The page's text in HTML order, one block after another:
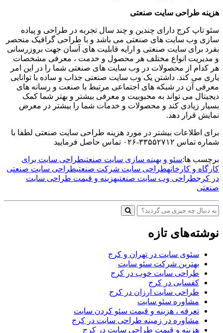
هزینه طراحی سایت صنعتی
سئو تاپ کرج دارای چندین و چند سال تجربه در طراحی و پیاده
سازی وب سایت های صنعتی می باشد و با طراحی گرافیک منحصر
بفرد برای سایت صنعتی و ارایه قابلیت های آسان جهت بروزرسانی
و مدیریت انواع مختلف هر محصول و خدمت ، معرفی مشخصات
هر کدام از محصولات در وب سایت های صنعتی شما را در این امر
یاری می کند. داشتن یک وب سایت صنعتی جذاب و ساده با توانایی
معرفی آن در شبکه های اجتماعی مرتبط با صنعت و رسانه های
دیجیتال می تواند به محبوبیت و معرفی بیشتر و بهتر شما کمک
بسیار زیادی کند و محصولات و خدمات شما را بیشتر در معرض
نمایش قرار دهد.
برای اطلاعات بیشتر در مورد هزینه طراحی سایت صنعتی لطفا با
شماره تماس ۳۳۵۵۲۷۱۲-۰۲۶ تماس حاصل فرمایید
برچسب ها:سئو و بهینه سازی سایت صنعتیطراحی سایت برای
کارگاه و کارخانهطراحی سایت شرکت صنعتیطراحی سایت صنعتی
در کرجطراحی وب سایت صنعتیهزینه و قیمت طراحی سایت
صنعتی
نوشته‌های تازه
سئوی سایت در تهران و کرج
بهترین شرکت سئو سایت
طراحی سایت خوب در کرج
کفسابی در کرج
طراحی سایت ارزان در کرج
مشاوره سئو سایت
تعرفه ، هزینه و قیمت سئو کردن سایت
مشاوره در زمینه طراحی سایت در کرج
هزینه و قیمت طراحی سایت در کرج